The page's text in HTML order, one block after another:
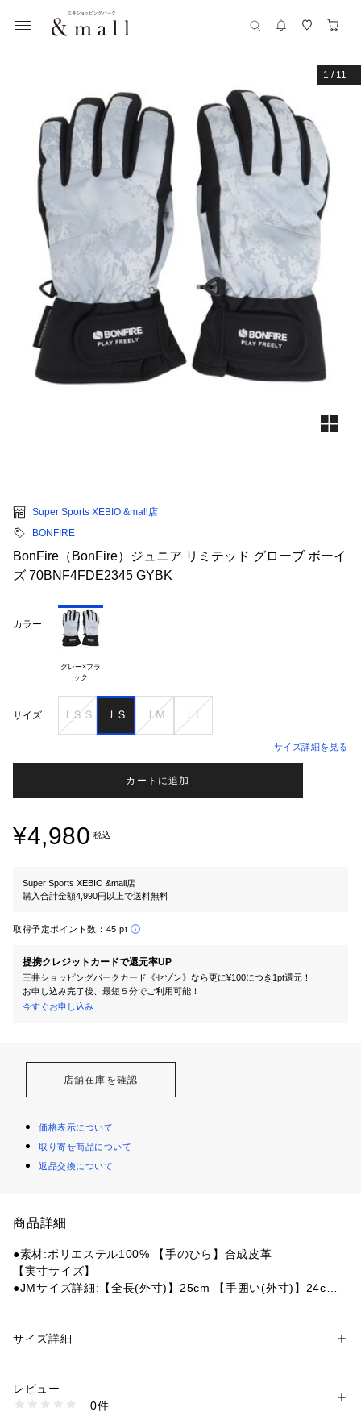
1 / 11
Super Sports XEBIO &mall店
BONFIRE
BonFire（BonFire）ジュニア リミテッド グローブ ボーイ
ズ 70BNF4FDE2345 GYBK
カラー
グレー×ブラ
サイズ ＪＳＳ ＪＳ ＪＭ ＪＬ
サイズ詳細を見る
カートに追加
¥4,980 税込
Super Sports XEBIO &mall店
購入合計金額4,990円以上で送料無料
取得予定ポイント数： 45 pt
提携クレジットカードで還元率UP
三井ショッピングパークカード《セゾン》なら更に¥100につき1pt還元！
お申し込み完了後、最短５分でご利用可能！
今すぐお申し込み
店舗在庫を確認
価格表示について
取り寄せ商品について
返品交換について
商品詳細
●素材:ポリエステル100% 【手のひら】合成皮革
【実寸サイズ】
●JMサイズ詳細:【全長(外寸)】25cm 【手囲い(外寸)】24cm
●中国製
●TOUCHSCREEN(タッチパネル対応)
●透湿防水機能:外部からの水や風の侵入を防ぎ、身体から発せ
性別：キッズ・ベビー
商品番号：
10867748701 （ショップ）
サイズ詳細
レビュー
0件